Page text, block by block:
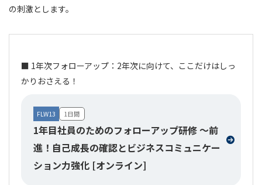
の刺激とします。
■ 1年次フォローアップ：2年次に向けて、ここだけはしっ
かりおさえる！
FLW13
1年目社員のためのフォローアップ研修 ～前
進！自己成長の確認とビジネスコミュニケー
ション力強化 [オンライン]
1日間